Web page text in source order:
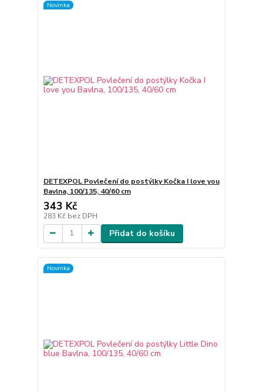
Novinka
DETEXPOL Povlečení do postýlky Kočka I love you
Bavlna, 100/135, 40/60 cm
343 Kč
283 Kč bez DPH
Přidat do košíku
Novinka